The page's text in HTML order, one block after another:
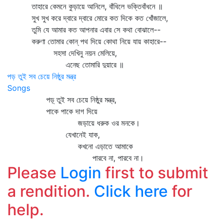
তাহারে কেমনে কুড়ায়ে আনিলে, বাঁধিলে ভক্তিবাঁধনে ॥
সুখ সুখ করে দ্বারে দ্বারে মোরে কত দিকে কত খোঁজালে,
তুমি যে আমার কত আপনার এবার সে কথা বোঝালে--
করুণা তোমার কোন্‌ পথ দিয়ে কোথা নিয়ে যায় কাহারে--
সহসা দেখিনু নয়ন মেলিয়ে,
এনেছ তোমারি দুয়ারে ॥
পড় তুই সব চেয়ে নিষ্ঠুর মন্ত্র
Songs
পড়্‌ তুই সব চেয়ে নিষ্ঠুর মন্ত্র,
পাকে পাকে দাগ দিয়ে
জড়ায়ে ধরুক ওর মনকে।
যেখানেই যাক,
কখনো এড়াতে আমাকে
পারবে না, পারবে না।
Please Login first to submit
a rendition. Click here for
help.